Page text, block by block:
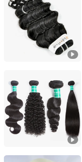
Guangdong, China
Guangzhou Hao
Guangdong, China